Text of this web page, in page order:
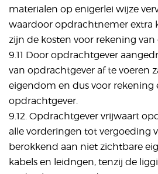
materialen op enigerlei wijze
waardoor opdrachtnemer extra
zijn de kosten voor rekening
9.11 Door opdrachtgever
van opdrachtgever af te voeren
eigendom en dus voor rekening
opdrachtgever.
9.12. Opdrachtgever vrijwaart
alle vorderingen tot vergoeding
berokkend aan niet zichtbare
kabels en leidngen, tenzij de